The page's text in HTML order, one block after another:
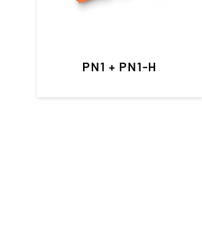
PN1 + PN1-H